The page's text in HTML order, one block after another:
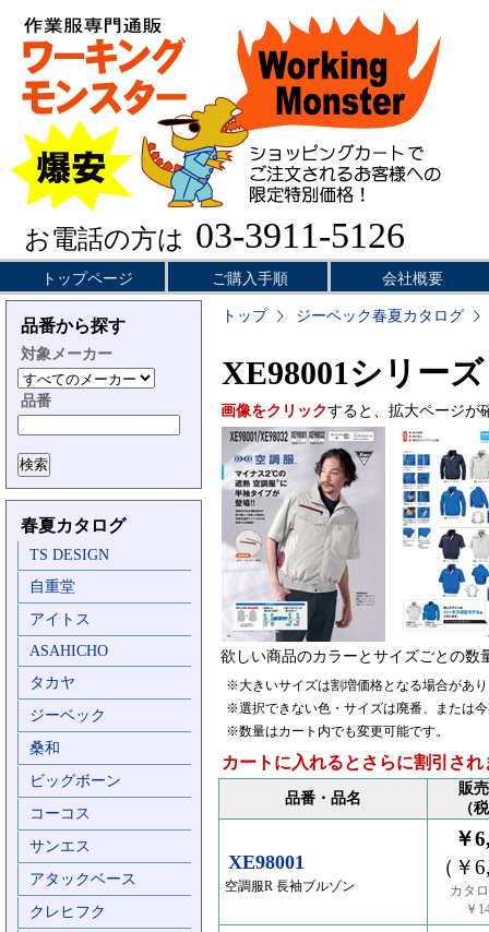
お電話の方は 03-3911-5126
トップページ ご購入手順 会社概要
品番から探す
対象メーカー
品番
春夏カタログ
TS DESIGN
自重堂
アイトス
ASAHICHO
タカヤ
ジーベック
桑和
ビッグボーン
コーコス
サンエス
アタックベース
クレヒフク
トップ ジーベック春夏カタログ
XE98001シリーズ
画像をクリックすると、拡大ページが
欲しい商品のカラーとサイズごとの数
※大きいサイズは割増価格となる場合があ
※選択できない色・サイズは廃番、または
※数量はカート内でも変更可能です。
カートに入れるとさらに割引され
品番・品名
販
（
XE98001
空調服R 長袖ブルゾン
￥
（￥
カタ
￥